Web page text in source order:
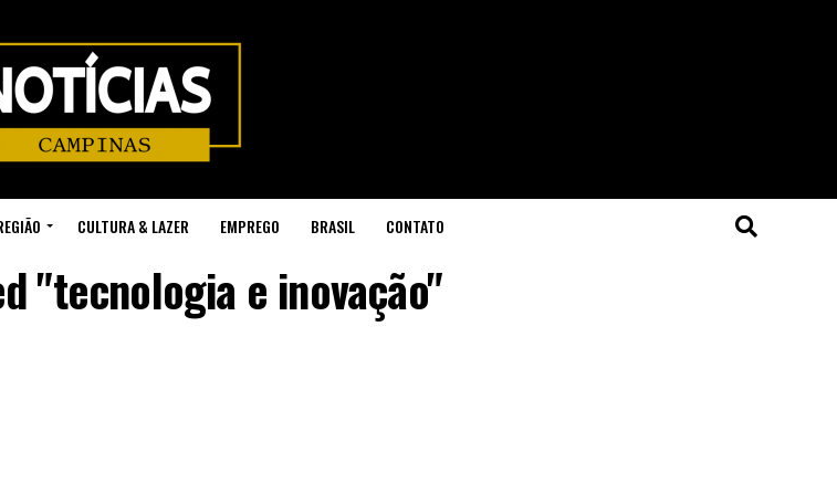
CULTURA & LAZER EMPREGO BRASIL CONTATO
"tecnologia e inovação"